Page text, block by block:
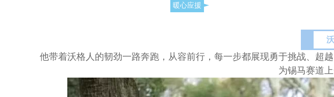
暖心应援
他带着沃格人的韧劲一路奔跑，从容前行，每一步都展现勇于挑战、超
为锡马赛道